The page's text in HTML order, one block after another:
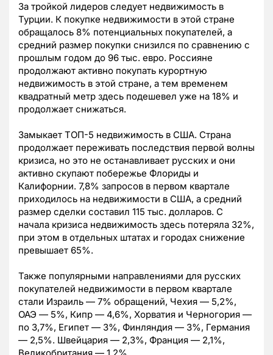
За тройкой лидеров следует недвижимость в
Турции. К покупке недвижимости в этой стране
обращалось 8% потенциальных покупателей, а
средний размер покупки снизился по сравнению с
прошлым годом до 96 тыс. евро. Россияне
продолжают активно покупать курортную
недвижимость в этой стране, а тем временем
квадратный метр здесь подешевел уже на 18% и
продолжает снижаться.
Замыкает ТОП-5 недвижимость в США. Страна
продолжает переживать последствия первой волны
кризиса, но это не останавливает русских и они
активно скупают побережье Флориды и
Калифорнии. 7,8% запросов в первом квартале
приходилось на недвижимости в США, а средний
размер сделки составил 115 тыс. долларов. С
начала кризиса недвижимость здесь потеряла 32%,
при этом в отдельных штатах и городах снижение
превышает 65%.
Также популярными направлениями для русских
покупателей недвижимости в первом квартале
стали Израиль — 7% обращений, Чехия — 5,2%,
ОАЭ — 5%, Кипр — 4,6%, Хорватия и Черногория —
по 3,7%, Египет — 3%, Финляндия — 3%, Германия
— 2,5%. Швейцария — 2,3%, Франция — 2,1%,